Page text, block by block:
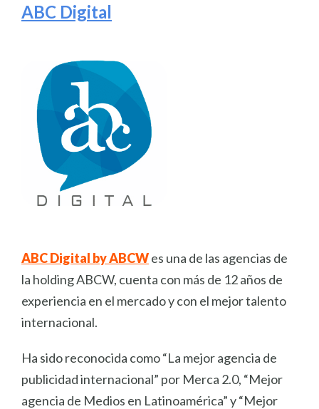
ABC Digital
ABC Digital by ABCWes una de las agencias de
la holding ABCW, cuenta con más de 12 años de
experiencia en el mercado y con el mejor talento
internacional.
Ha sido reconocida como “La mejor agencia de
publicidad internacional” por Merca 2.0, “Mejor
agencia de Medios en Latinoamérica” y “Mejor